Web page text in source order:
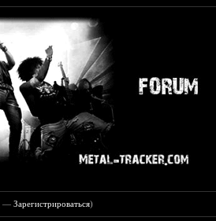
—Зарегистрироваться)